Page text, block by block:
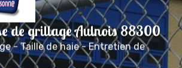
de grillage Aulnois 88300
- Taille de haie - Entretien de